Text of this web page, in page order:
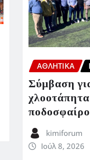
ΑΘΛΗΤΙΚΑ
Σύμβαση
kimiforum
Ιούλ 8, 2026